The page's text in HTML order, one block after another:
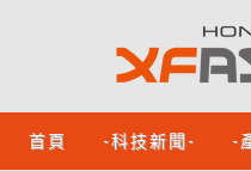
首頁 -科技新聞- -